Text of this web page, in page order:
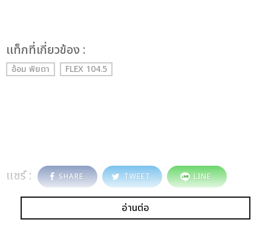
เเท็กที่เกี่ยวข้อง :
อ้อม พิยดา FLEX 104.5
แชร์ : SHARE TWEET LINE
อ่านต่อ